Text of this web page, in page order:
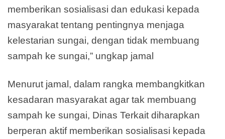
memberikan sosialisasi dan edukasi kepada
masyarakat tentang pentingnya menjaga
kelestarian sungai, dengan tidak membuang
sampah ke sungai,” ungkap jamal
Menurut jamal, dalam rangka membangkitkan
kesadaran masyarakat agar tak membuang
sampah ke sungai, Dinas Terkait diharapkan
berperan aktif memberikan sosialisasi kepada